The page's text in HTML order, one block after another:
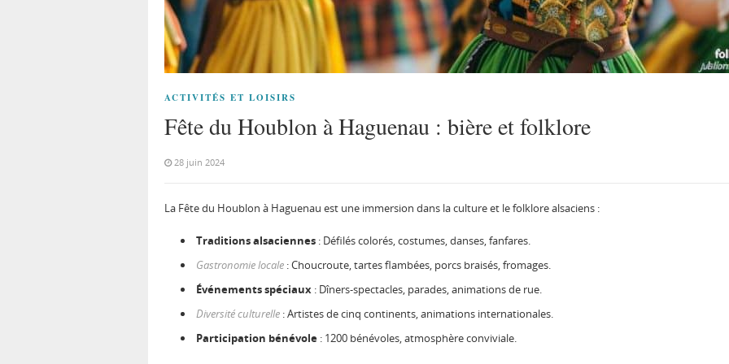
ACTIVITÉS ET LOISIRS
Fête du Houblon à Haguenau : bière et folklore
28 juin 2024
La Fête du Houblon à Haguenau est une immersion dans la culture et le folklore alsaciens :
Traditions alsaciennes : Défilés colorés, costumes, danses, fanfares.
Gastronomie locale : Choucroute, tartes flambées, porcs braisés, fromages.
Événements spéciaux : Dîners-spectacles, parades, animations de rue.
Diversité culturelle : Artistes de cinq continents, animations internationales.
Participation bénévole : 1200 bénévoles, atmosphère conviviale.